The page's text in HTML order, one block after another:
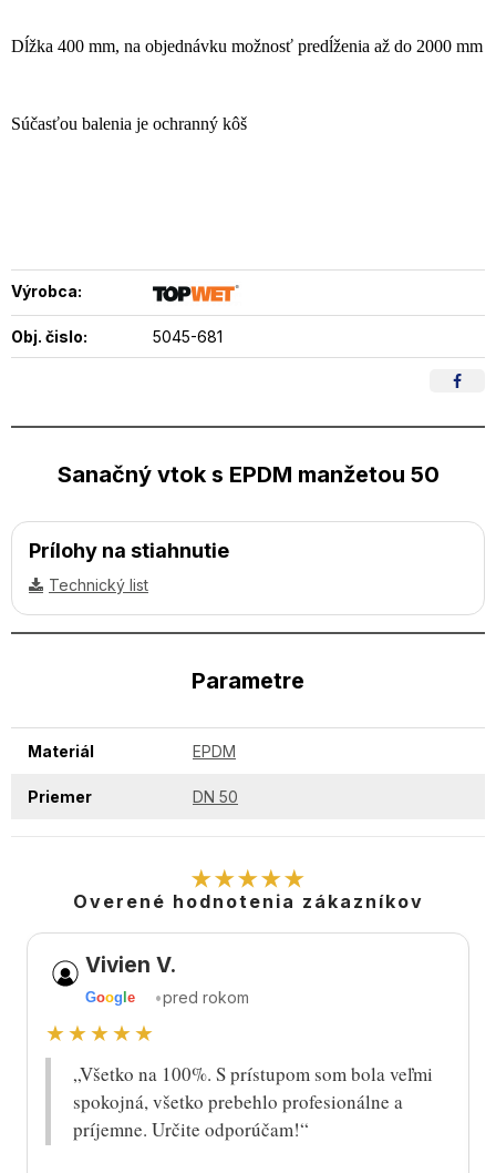
Dĺžka 400 mm, na objednávku možnosť predĺženia až do 2000 mm
Súčasťou balenia je ochranný kôš
Výrobca:
Obj. čislo: 5045-681
Sanačný vtok s EPDM manžetou 50
Prílohy na stiahnutie
Technický list
Parametre
Materiál EPDM
Priemer DN 50
★★★★★
Overené hodnotenia zákazníkov
Vivien V.
Goog le •pred rokom
★★★★★
„Všetko na 100%. S prístupom som bola veľmi
spokojná, všetko prebehlo profesionálne a
príjemne. Určite odporúčam!“